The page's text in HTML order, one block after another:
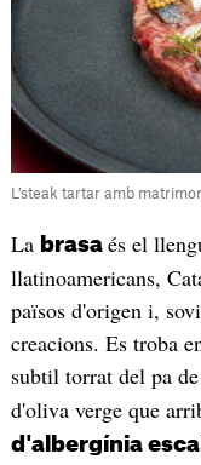
L’steak tartar amb
La brasa és el
llatinoamericans,
països d'origen i,
creacions. Es troba
subtil torrat del pa
d'oliva verge que
d'albergínia